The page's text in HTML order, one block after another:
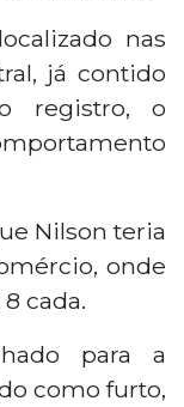
8. O caso foi
e
nas
já contido
registro, o
Nilson teria
onde
cada.
para a
como furto,